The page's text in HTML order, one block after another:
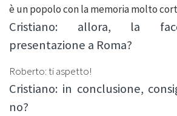
è un popolo con la memoria molto
Cristiano: allora, la
presentazione a Roma?
Roberto: ti aspetto!
Cristiano: in conclusione,
no?